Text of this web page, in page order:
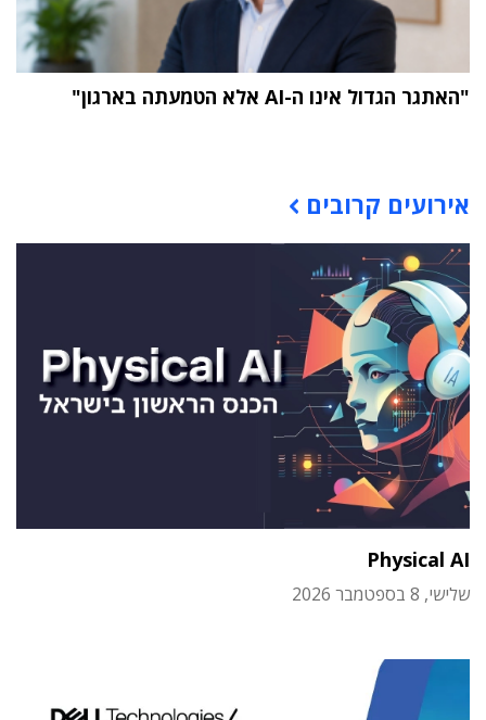
"האתגר הגדול אינו ה-AI אלא הטמעתה בארגון"
אירועים קרובים
Physical AI
שלישי, 8 בספטמבר 2026